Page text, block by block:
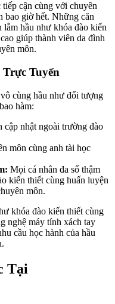
cận cùng với chuyên
bao giờ hết. Những căn
hầu như khóa đào kiến
giúp thành viên da đình
môn.
Tuyến
cùng hầu như đối tượng
hàm:
cập nhật ngoài trường đào
môn cùng anh tài học
Mọi cá nhân đa số thậm
kiến thiết cùng huấn luyện
môn.
khóa đào kiến thiết cùng
nghệ máy tính xách tay
cầu học hành của hầu
Tại